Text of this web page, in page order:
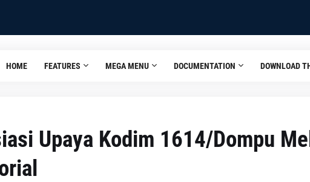
HOME FEATURES MEGA MENU DOCUMENTATION DOWNLOAD
Upaya Kodim 1614/Dompu